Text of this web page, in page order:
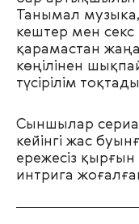
Танымал
кештер мен секс
қарамастан
көңілінен
түсірілім
Сыншылар
кейінгі жас
ережесіз
интрига